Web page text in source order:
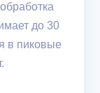
до 30
в пиковые